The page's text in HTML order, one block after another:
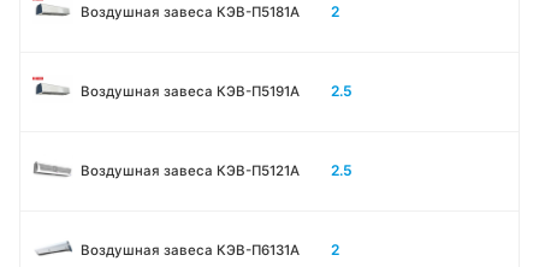
Воздушная завеса КЭВ-П5181А 2
Воздушная завеса КЭВ-П5191А 2.5
Воздушная завеса КЭВ-П5121А 2.5
Воздушная завеса КЭВ-П6131A 2